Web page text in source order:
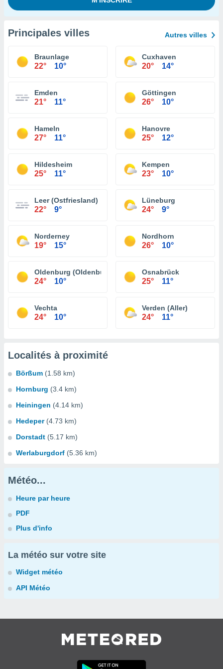
Principales villes Autres villes
Braunlage
22° 10°
Cuxhaven
20° 14°
Emden
21° 11°
Göttingen
26° 10°
Hameln
27° 11°
Hanovre
25° 12°
Hildesheim
25° 11°
Kempen
23° 10°
Leer (Ostfriesland)
22° 9°
Lüneburg
24° 9°
Norderney
19° 15°
Nordhorn
26° 10°
Oldenburg (Oldenburg)
24° 10°
Osnabrück
25° 11°
Vechta
24° 10°
Verden (Aller)
24° 11°
Localités à proximité
Börßum (1.58 km)
Hornburg (3.4 km)
Heiningen (4.14 km)
Hedeper (4.73 km)
Dorstadt (5.17 km)
Werlaburgdorf (5.36 km)
Météo...
Heure par heure
PDF
Plus d'info
La météo sur votre site
Widget météo
API Météo